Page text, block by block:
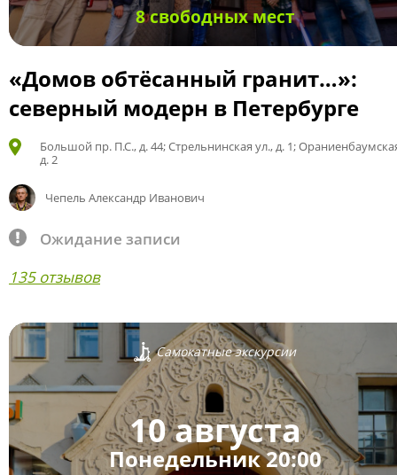
8 свободных мест
«Домов обтёсанный гранит…»:
северный модерн в Петербурге
Большой пр. П.С., д. 44; Стрельнинская ул., д. 1;
д. 2
Чепель Александр Иванович
Ожидание записи
135 отзывов
Самокатные экскурсии
10 августа
Понедельник 20:00